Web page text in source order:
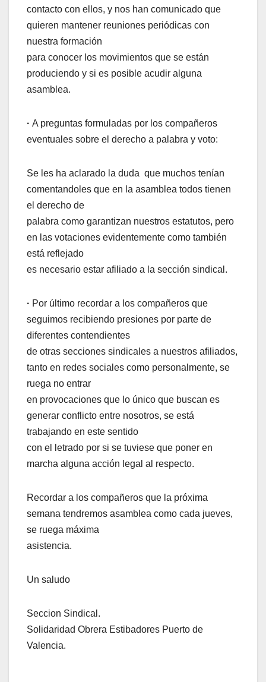
contacto con ellos, y nos han comunicado que
quieren mantener reuniones periódicas con
nuestra formación
para conocer los movimientos que se están
produciendo y si es posible acudir alguna
asamblea.
· A preguntas formuladas por los compañeros
eventuales sobre el derecho a palabra y voto:
Se les ha aclarado la duda que muchos tenían
comentandoles que en la asamblea todos tienen
el derecho de
palabra como garantizan nuestros estatutos, pero
en las votaciones evidentemente como también
está reflejado
es necesario estar afiliado a la sección sindical.
· Por último recordar a los compañeros que
seguimos recibiendo presiones por parte de
diferentes contendientes
de otras secciones sindicales a nuestros afiliados,
tanto en redes sociales como personalmente, se
ruega no entrar
en provocaciones que lo único que buscan es
generar conflicto entre nosotros, se está
trabajando en este sentido
con el letrado por si se tuviese que poner en
marcha alguna acción legal al respecto.
Recordar a los compañeros que la próxima
semana tendremos asamblea como cada jueves,
se ruega máxima
asistencia.
Un saludo
Seccion Sindical.
Solidaridad Obrera Estibadores Puerto de
Valencia.